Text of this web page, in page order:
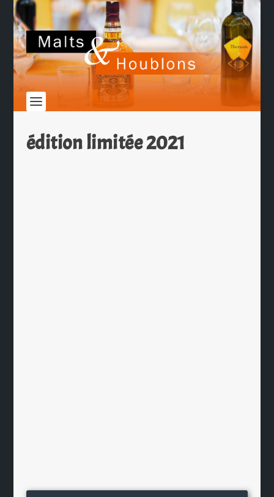
édition limitée 2021